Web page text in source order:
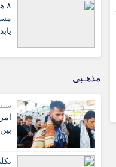
۸
یابد
مذهـبی